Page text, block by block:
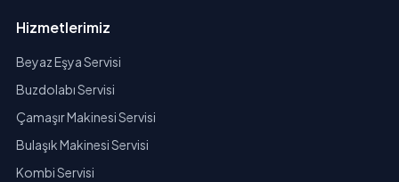
Hizmetlerimiz
Beyaz Eşya Servisi
Buzdolabı Servisi
Çamaşır Makinesi Servisi
Bulaşık Makinesi Servisi
Kombi Servisi